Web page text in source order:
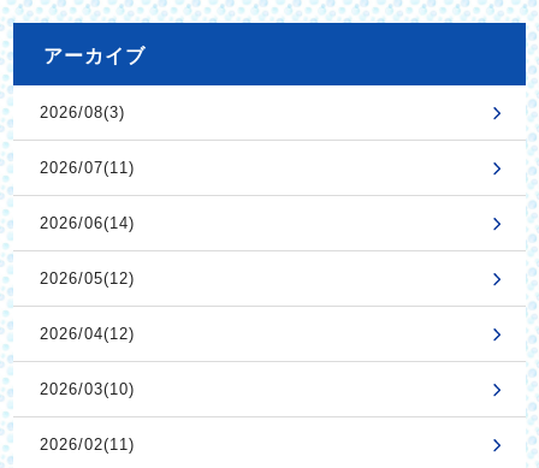
アーカイブ
2026/08(3)
2026/07(11)
2026/06(14)
2026/05(12)
2026/04(12)
2026/03(10)
2026/02(11)